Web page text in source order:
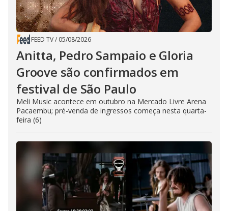
FEED TV/ 05/08/2026
Anitta, Pedro Sampaio e Gloria
Groove são confirmados em
festival de São Paulo
Meli Music acontece em outubro na Mercado Livre Arena
Pacaembu; pré-venda de ingressos começa nesta quarta-
feira (6)